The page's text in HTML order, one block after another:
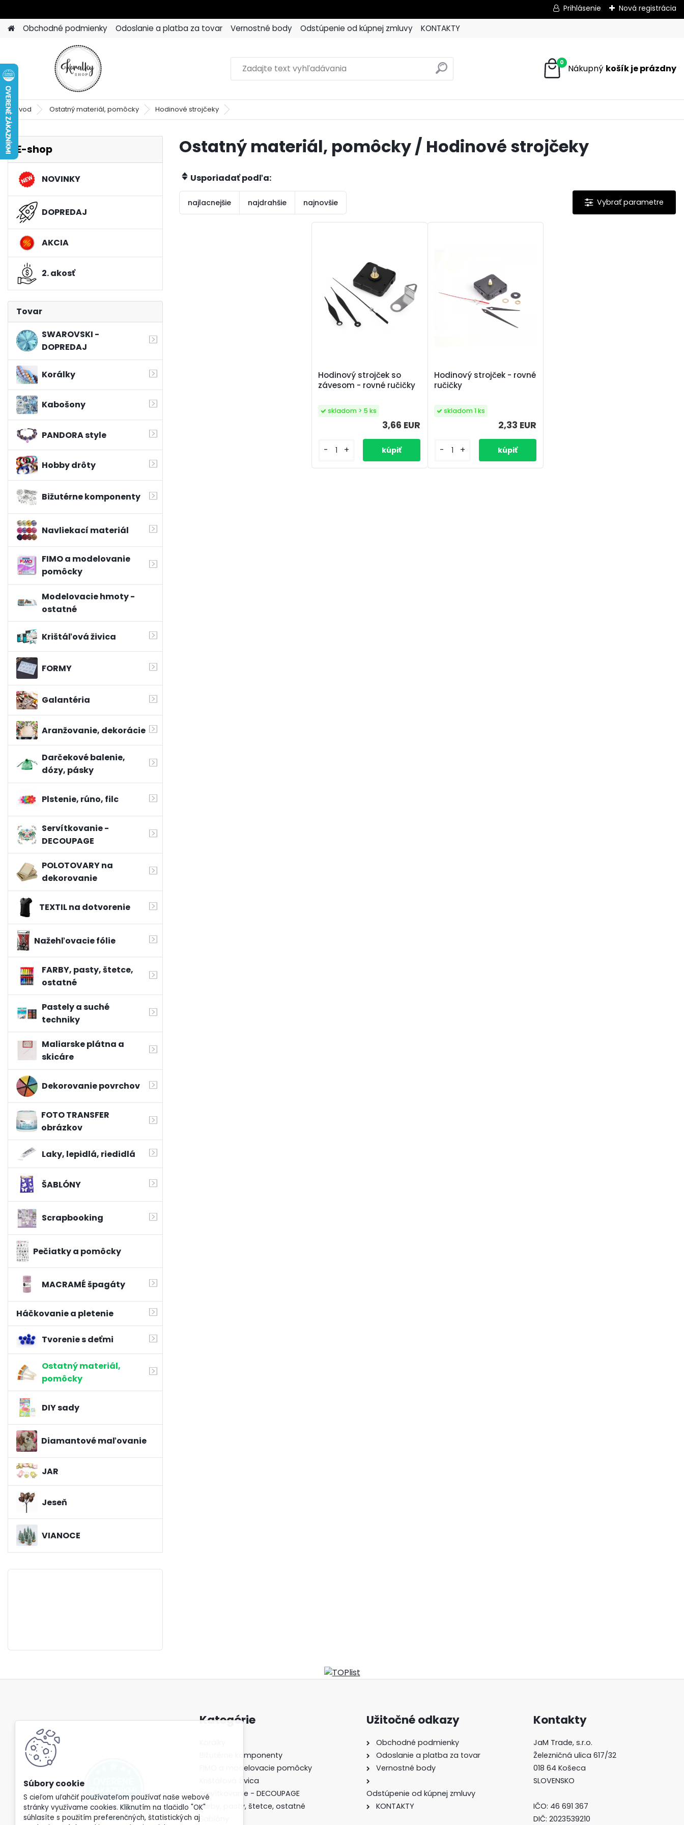
S cieľom uľahčiť používateľom používať naše webové
stránky využívame cookies. Kliknutím na tlačidlo "OK"
súhlasíte s použitím preferenčných, štatistických aj
Prihlásenie Nová registrácia
Obchodné podmienky Odoslanie a platba za tovar Vernostné body Odstúpenie od kúpnej zmluvy KONTAKTY
0
Úvod Ostatný materiál, pomôcky Hodinové strojčeky
E-shop
NOVINKY
DOPREDAJ
AKCIA
2. akosť
Tovar
SWAROVSKI -
DOPREDAJ
Korálky
Kabošony
PANDORA style
Hobby drôty
Bižutérne komponenty
Navliekací materiál
FIMO a modelovanie
pomôcky
Modelovacie hmoty -
ostatné
Krištáľová živica
FORMY
Galantéria
Aranžovanie, dekorácie
Darčekové balenie,
dózy, pásky
Plstenie, rúno, filc
Servítkovanie -
DECOUPAGE
POLOTOVARY na
dekorovanie
TEXTIL na dotvorenie
Nažehľovacie fólie
FARBY, pasty, štetce,
ostatné
Pastely a suché
techniky
Maliarske plátna a
skicáre
Dekorovanie povrchov
FOTO TRANSFER
obrázkov
Laky, lepidlá, riedidlá
ŠABLÓNY
Scrapbooking
Pečiatky a pomôcky
MACRAMÉ špagáty
Háčkovanie a pletenie
Tvorenie s deťmi
Ostatný materiál,
pomôcky
DIY sady
Diamantové maľovanie
JAR
Jeseň
VIANOCE
Ostatný materiál, pomôcky / Hodinové strojčeky
Usporiadať podľa:
najlacnejšie najdrahšie najnovšie
Hodinový strojček so
závesom - rovné ručičky
3,66 EUR
skladom > 5 ks
- +
Hodinový strojček - rovné
ručičky
2,33 EUR
skladom 1 ks
- +
Kategórie
Bižutérne komponenty
FIMO a modelovacie pomôcky
Krištáľová živica
Servítkovanie - DECOUPAGE
Farby, pasty, štetce, ostatné
Šablóny
Užitočné odkazy
Obchodné podmienky
Odoslanie a platba za tovar
Vernostné body
Odstúpenie od kúpnej zmluvy
KONTAKTY
Kontakty
JaM Trade, s.r.o.
Železničná ulica 617/32
018 64 Košeca
SLOVENSKO
IČO: 46 691 367
DIČ: 2023539210